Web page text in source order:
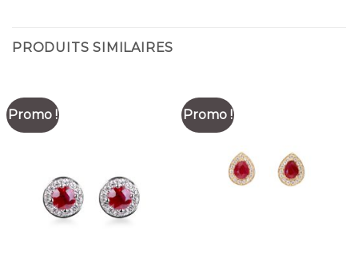
PRODUITS SIMILAIRES
Promo ! Promo !